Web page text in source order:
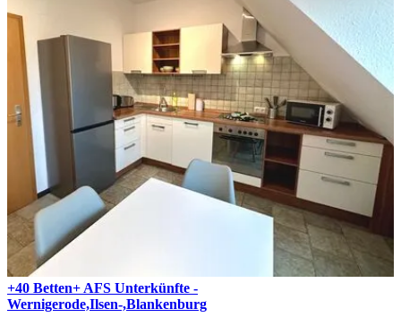
+40 Betten+ AFS Unterkünfte -
Wernigerode,Ilsen-,Blankenburg